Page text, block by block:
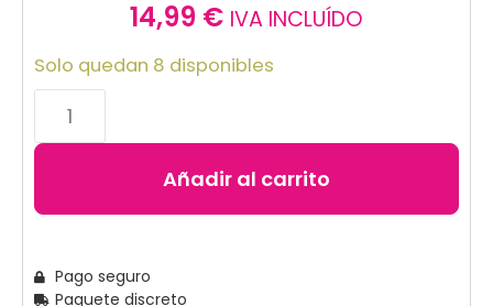
14,99 € IVA INCLUÍDO
Solo quedan 8 disponibles
Añadir al carrito
Pago seguro
Paquete discreto